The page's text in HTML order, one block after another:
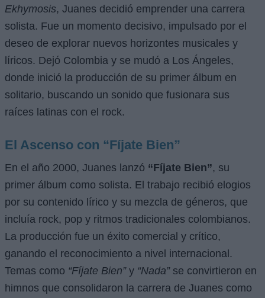
Ekhymosis, Juanes decidió emprender una carrera
solista. Fue un momento decisivo, impulsado por el
deseo de explorar nuevos horizontes musicales y
líricos. Dejó Colombia y se mudó a Los Ángeles,
donde inició la producción de su primer álbum en
solitario, buscando un sonido que fusionara sus
raíces latinas con el rock.
El Ascenso con “Fíjate Bien”
En el año 2000, Juanes lanzó “Fíjate Bien”, su
primer álbum como solista. El trabajo recibió elogios
por su contenido lírico y su mezcla de géneros, que
incluía rock, pop y ritmos tradicionales colombianos.
La producción fue un éxito comercial y crítico,
ganando el reconocimiento a nivel internacional.
Temas como “Fíjate Bien”y “Nada”se convirtieron en
himnos que consolidaron la carrera de Juanes como